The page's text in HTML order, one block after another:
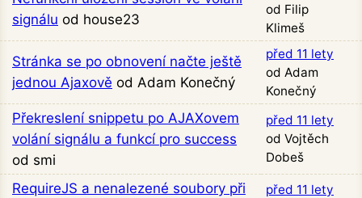
signálu od house23
od Filip
Klimeš
Stránka se po obnovení načte ještě
jednou Ajaxově od Adam Konečný
před 11 lety
od Adam
Konečný
Překreslení snippetu po AJAXovem
volání signálu a funkcí pro success
od smi
před 11 lety
od Vojtěch
Dobeš
RequireJS a nenalezené soubory při
před 11 lety